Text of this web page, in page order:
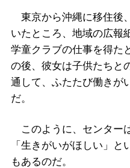
東京から沖縄に移住後
いたところ、地域の広報
学童クラブの仕事を得た
の後、彼女は子供たちと
通して、ふたたび働きが
だ。
このように、センター
「生きがいがほしい」
もあるのだ。